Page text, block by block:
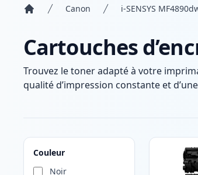
Canon i-SENSYS
Cartouches
Trouvez le toner adapté à votre
qualité d’impression constante et
Couleur
Noir
Produits